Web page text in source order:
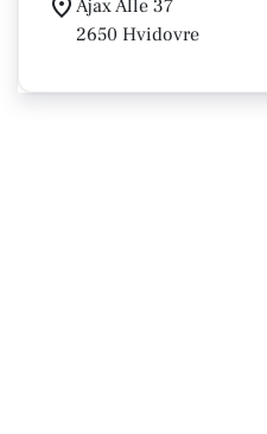
Ajax Alle 37
2650 Hvidovre